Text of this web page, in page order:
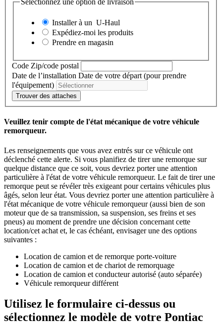
Sélectionnez une option de livraison
Installer à un U-Haul
Expédiez-moi les produits
Prendre en magasin
Code Zip/code postal
Date de l’installation Date de votre départ (pour prendre
l'équipement)
Trouver des attaches
Veuillez tenir compte de l'état mécanique de votre véhicule
remorqueur.
Les renseignements que vous avez entrés sur ce véhicule ont
déclenché cette alerte. Si vous planifiez de tirer une remorque sur
quelque distance que ce soit, vous devriez porter une attention
particulière à l'état de votre véhicule remorqueur. Le fait de tirer une
remorque peut se révéler très exigeant pour certains véhicules plus
âgés, selon leur état. Vous devriez porter une attention particulière à
l'état mécanique de votre véhicule remorqueur (aussi bien de son
moteur que de sa transmission, sa suspension, ses freins et ses
pneus) au moment de prendre une décision concernant cette
location/cet achat et, le cas échéant, envisager une des options
suivantes :
Location de camion et de remorque porte-voiture
Location de camion et de chariot de remorquage
Location de camion et conducteur autorisé (auto séparée)
Véhicule remorqueur différent
Utilisez le formulaire ci-dessus ou
sélectionnez le modèle de votre Pontiac